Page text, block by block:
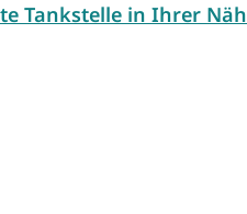
Tankstelle in Ihrer